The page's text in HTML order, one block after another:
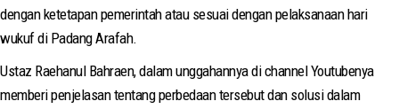
dengan ketetapan pemerintah atau sesuai dengan pelaksanaan hari
wukuf di Padang Arafah.
Ustaz Raehanul Bahraen, dalam unggahannya di channel Youtubenya
memberi penjelasan tentang perbedaan tersebut dan solusi dalam